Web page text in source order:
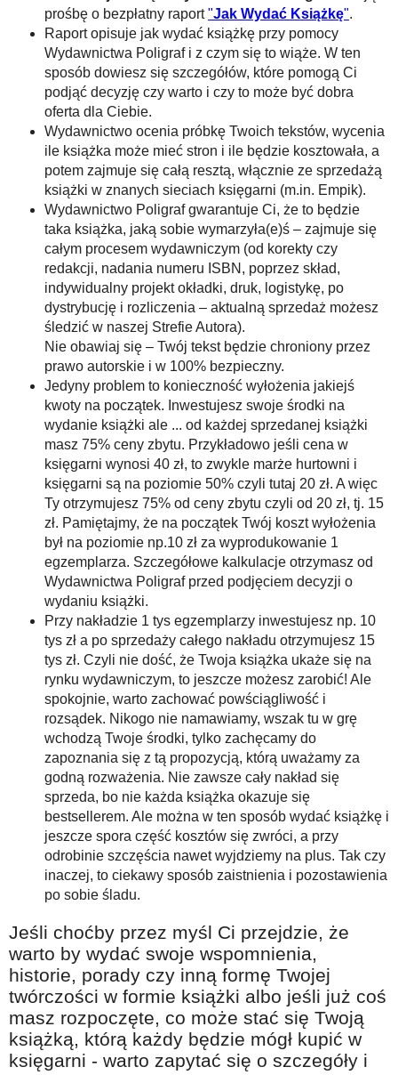
prośbę o bezpłatny raport"Jak Wydać Książkę".
Raport opisuje jak wydać książkę przy pomocy
Wydawnictwa Poligraf i z czym się to wiąże. W ten
sposób dowiesz się szczegółów, które pomogą Ci
podjąć decyzję czy warto i czy to może być dobra
oferta dla Ciebie.
Wydawnictwo ocenia próbkę Twoich tekstów, wycenia
ile książka może mieć stron i ile będzie kosztowała, a
potem zajmuje się całą resztą, włącznie ze sprzedażą
książki w znanych sieciach księgarni (m.in. Empik).
Wydawnictwo Poligraf gwarantuje Ci, że to będzie
taka książka, jaką sobie wymarzyła(e)ś – zajmuje się
całym procesem wydawniczym (od korekty czy
redakcji, nadania numeru ISBN, poprzez skład,
indywidualny projekt okładki, druk, logistykę, po
dystrybucję i rozliczenia – aktualną sprzedaż możesz
śledzić w naszej Strefie Autora).
Nie obawiaj się – Twój tekst będzie chroniony przez
prawo autorskie i w 100% bezpieczny.
Jedyny problem to konieczność wyłożenia jakiejś
kwoty na początek. Inwestujesz swoje środki na
wydanie książki ale ... od każdej sprzedanej książki
masz 75% ceny zbytu. Przykładowo jeśli cena w
księgarni wynosi 40 zł, to zwykle marże hurtowni i
księgarni są na poziomie 50% czyli tutaj 20 zł. A więc
Ty otrzymujesz 75% od ceny zbytu czyli od 20 zł, tj. 15
zł. Pamiętajmy, że na początek Twój koszt wyłożenia
był na poziomie np.10 zł za wyprodukowanie 1
egzemplarza. Szczegółowe kalkulacje otrzymasz od
Wydawnictwa Poligraf przed podjęciem decyzji o
wydaniu książki.
Przy nakładzie 1 tys egzemplarzy inwestujesz np. 10
tys zł a po sprzedaży całego nakładu otrzymujesz 15
tys zł. Czyli nie dość, że Twoja książka ukaże się na
rynku wydawniczym, to jeszcze możesz zarobić! Ale
spokojnie, warto zachować powściągliwość i
rozsądek. Nikogo nie namawiamy, wszak tu w grę
wchodzą Twoje środki, tylko zachęcamy do
zapoznania się z tą propozycją, którą uważamy za
godną rozważenia. Nie zawsze cały nakład się
sprzeda, bo nie każda książka okazuje się
bestsellerem. Ale można w ten sposób wydać książkę i
jeszcze spora część kosztów się zwróci, a przy
odrobinie szczęścia nawet wyjdziemy na plus. Tak czy
inaczej, to ciekawy sposób zaistnienia i pozostawienia
po sobie śladu.
Jeśli choćby przez myśl Ci przejdzie, że
warto by wydać swoje wspomnienia,
historie, porady czy inną formę Twojej
twórczości w formie książki albo jeśli już coś
masz rozpoczęte, co może stać się Twoją
książką, którą każdy będzie mógł kupić w
księgarni - warto zapytać się o szczegóły i